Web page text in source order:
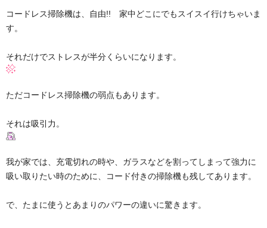
コードレス掃除機は、自由!! 家中どこにでもスイスイ行けちゃいま
す。
それだけでストレスが半分くらいになります。
ただコードレス掃除機の弱点もあります。
それは吸引力。
我が家では、充電切れの時や、ガラスなどを割ってしまって強力に
吸い取りたい時のために、コード付きの掃除機も残してあります。
で、たまに使うとあまりのパワーの違いに驚きます。